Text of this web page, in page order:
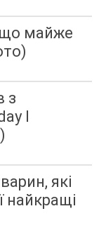
що майже
з
I
які
найкращі